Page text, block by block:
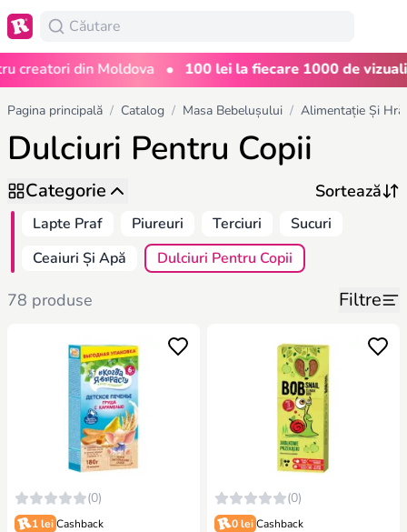
din Moldova • 100 lei la fiecare 1000 de
Pagina principală / Catalog / Masa Bebelușului / Alimentație Și
Dulciuri Pentru Copii
Categorie
Lapte Praf Piureuri Terciuri
Sucuri
Ceaiuri Și Apă
Dulciuri Pentru Copii
78 produse Filtre
(0)
1 lei Cashback
(0)
0 lei Cashback